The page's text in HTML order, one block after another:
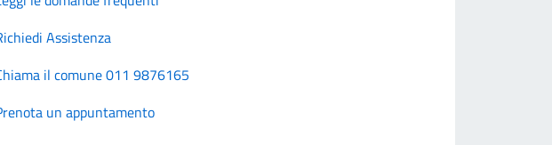
Assistenza
il comune 011 9876165
un appuntamento